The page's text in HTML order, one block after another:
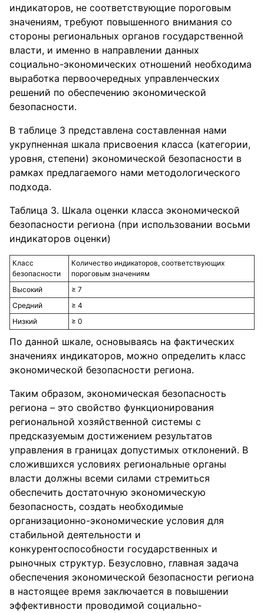
индикаторов, не соответствующие пороговым
значениям, требуют повышенного внимания со
стороны региональных органов государственной
власти, и именно в направлении данных
социально-экономических отношений необходима
выработка первоочередных управленческих
решений по обеспечению экономической
безопасности.
В таблице 3 представлена составленная нами
укрупненная шкала присвоения класса (категории,
уровня, степени) экономической безопасности в
рамках предлагаемого нами методологического
подхода.
Таблица 3. Шкала оценки класса экономической
безопасности региона (при использовании восьми
индикаторов оценки)
Класс
безопасности
Количество индикаторов, соответствующих
пороговым значениям
Высокий
≥ 7
Средний
≥ 4
Низкий
≥ 0
По данной шкале, основываясь на фактических
значениях индикаторов, можно определить класс
экономической безопасности региона.
Таким образом, экономическая безопасность
региона – это свойство функционирования
региональной хозяйственной системы с
предсказуемым достижением результатов
управления в границах допустимых отклонений. В
сложившихся условиях региональные органы
власти должны всеми силами стремиться
обеспечить достаточную экономическую
безопасность, создать необходимые
организационно-экономические условия для
стабильной деятельности и
конкурентоспособности государственных и
рыночных структур. Безусловно, главная задача
обеспечения экономической безопасности региона
в настоящее время заключается в повышении
эффективности проводимой социально-